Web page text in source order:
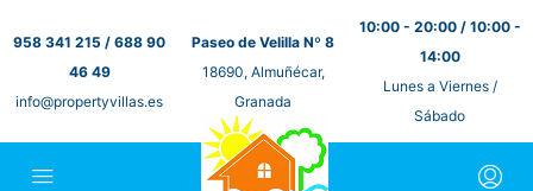
958 341 215 / 688 90
46 49
info@propertyvillas.es
Paseo de Velilla Nº 8
18690, Almuñécar,
Granada
10:00 - 20:00 / 10:00 -
14:00
Lunes a Viernes /
Sábado